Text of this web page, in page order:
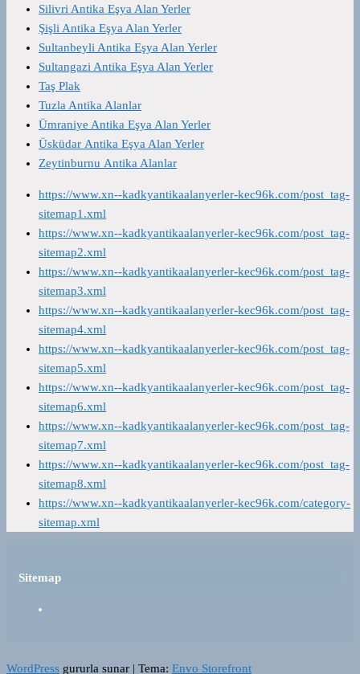
Silivri Antika Eşya Alan Yerler
Şişli Antika Eşya Alan Yerler
Sultanbeyli Antika Eşya Alan Yerler
Sultangazi Antika Eşya Alan Yerler
Taş Plak
Tuzla Antika Alanlar
Ümraniye Antika Eşya Alan Yerler
Üsküdar Antika Eşya Alan Yerler
Zeytinburnu Antika Alanlar
https://www.xn--kadkyantikaalanyerler-kec96k.com/post_tag-
sitemap1.xml
https://www.xn--kadkyantikaalanyerler-kec96k.com/post_tag-
sitemap2.xml
https://www.xn--kadkyantikaalanyerler-kec96k.com/post_tag-
sitemap3.xml
https://www.xn--kadkyantikaalanyerler-kec96k.com/post_tag-
sitemap4.xml
https://www.xn--kadkyantikaalanyerler-kec96k.com/post_tag-
sitemap5.xml
https://www.xn--kadkyantikaalanyerler-kec96k.com/post_tag-
sitemap6.xml
https://www.xn--kadkyantikaalanyerler-kec96k.com/post_tag-
sitemap7.xml
https://www.xn--kadkyantikaalanyerler-kec96k.com/post_tag-
sitemap8.xml
https://www.xn--kadkyantikaalanyerler-kec96k.com/category-
sitemap.xml
Sitemap
WordPress gururla sunar | Tema: Envo Storefront